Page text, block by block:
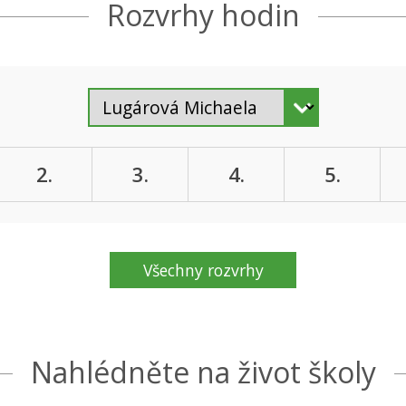
Rozvrhy hodin
2. 3. 4. 5.
Všechny rozvrhy
Nahlédněte na život školy